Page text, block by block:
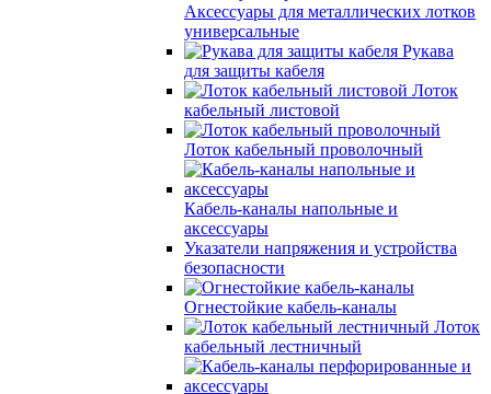
Аксессуары для металлических лотков
универсальные
Рукава
для защиты кабеля
Лоток
кабельный листовой
Лоток кабельный проволочный
Кабель-каналы напольные и
аксессуары
Указатели напряжения и устройства
безопасности
Огнестойкие кабель-каналы
Лоток
кабельный лестничный